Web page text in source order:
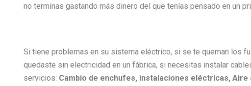
no terminas gastando más dinero del que tenías pensado en un
Si tiene problemas en su sistema eléctrico, si se te queman los
quedaste sin electricidad en un fábrica, si necesitas instalar
servicios: Cambio de enchufes, instalaciones eléctricas, Aire